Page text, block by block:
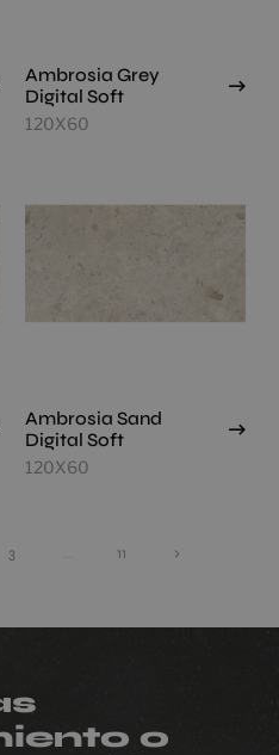
Ambrosia Grey
Digital Soft
120X60
Ambrosia Sand
Digital Soft
120X60
3 11 ›
o